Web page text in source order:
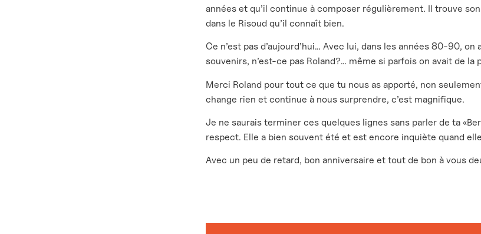
années et qu’il continue à composer régulièrement. Il trouve
dans le Risoud qu’il connaît bien.
Ce n’est pas d’aujourd’hui… Avec lui, dans les années 80-90,
souvenirs, n’est-ce pas Roland?… même si parfois on avait de
Merci Roland pour tout ce que tu nous as apporté, non
change rien et continue à nous surprendre, c’est magnifique.
Je ne saurais terminer ces quelques lignes sans parler de ta
respect. Elle a bien souvent été et est encore inquiète quand
Avec un peu de retard, bon anniversaire et tout de bon à vous